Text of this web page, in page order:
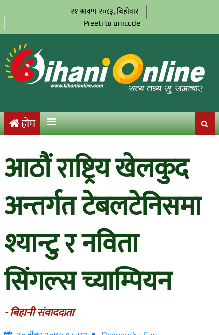
२१ श्रावण २०८३, बिहीबार
Preeti to unicode
होम
आठौं राष्ट्रिय खेलकुद
अन्तर्गत टेबलटेनिसमा
श्यान्टु र नविता
सिंगल्स च्याम्पियन
- बिहानी संवाददाता